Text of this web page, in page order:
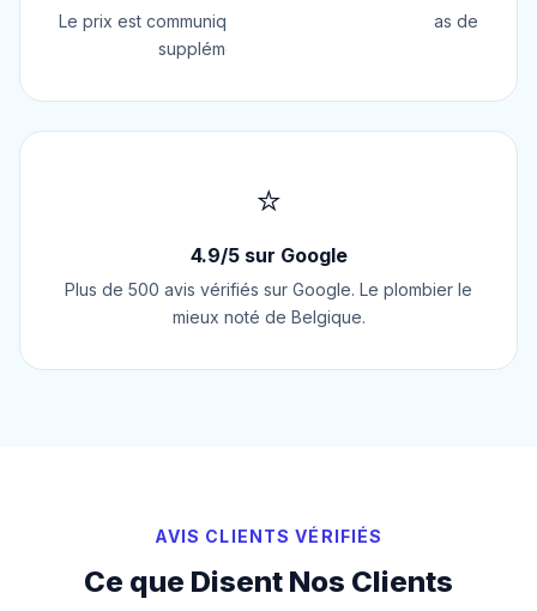
Le prix est communiqué AVANT l'intervention. Pas de
supplément surprise, jamais.
⭐
4.9/5 sur Google
Plus de 500 avis vérifiés sur Google. Le plombier le
mieux noté de Belgique.
AVIS CLIENTS VÉRIFIÉS
Ce que Disent Nos Clients